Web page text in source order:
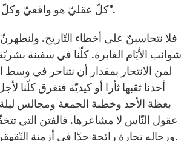
"كلّ عقليّ هو واقعيّ.
فلا نتحاسبنّ على أخطاء التّاريخ. ولنطهرنّ
شوائب الأيّام الغابرة. كلّنا في سفينة
لمن الانتحار بمقدار أن نتناحر في وسط
أحدنا ثقبها ثأرا أو كيديّة فنغرق كلّنا
بعظة الأحد وخطبة الجمعة ومجالس
عقول النّاس لا مشاعرها. فالفتن التي
ورجاله تجارة رائجة جدّا في أزمنة التّقهقر الفكريّ للمجتمعات.